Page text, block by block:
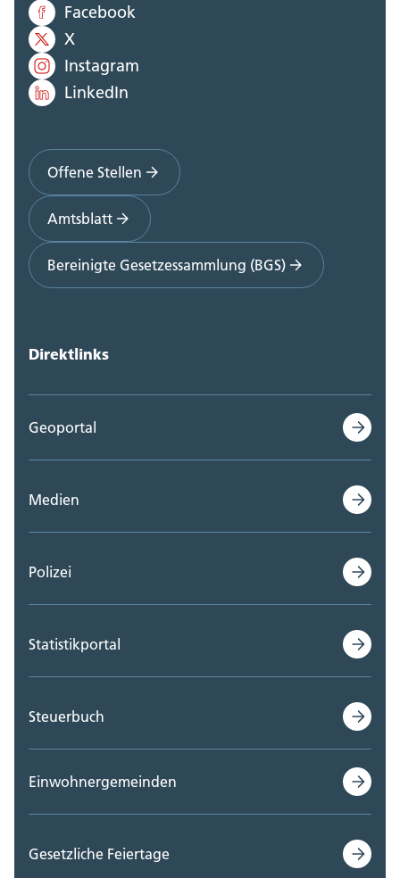
Facebook
X
Instagram
LinkedIn
Offene Stellen
Amtsblatt
Bereinigte Gesetzessammlung (BGS)
Direktlinks
Geoportal
Medien
Polizei
Statistikportal
Steuerbuch
Einwohnergemeinden
Gesetzliche Feiertage